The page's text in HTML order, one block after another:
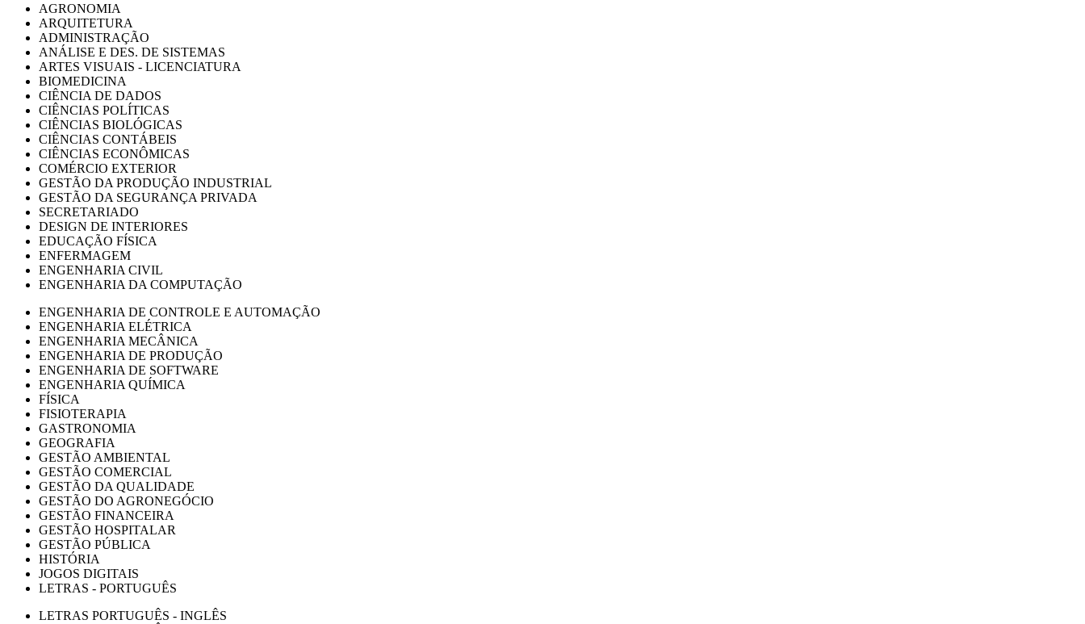
AGRONOMIA
ARQUITETURA
ADMINISTRAÇÃO
ANÁLISE E DES. DE SISTEMAS
ARTES VISUAIS - LICENCIATURA
BIOMEDICINA
CIÊNCIA DE DADOS
CIÊNCIAS POLÍTICAS
CIÊNCIAS BIOLÓGICAS
CIÊNCIAS CONTÁBEIS
CIÊNCIAS ECONÔMICAS
COMÉRCIO EXTERIOR
GESTÃO DA PRODUÇÃO INDUSTRIAL
GESTÃO DA SEGURANÇA PRIVADA
SECRETARIADO
DESIGN DE INTERIORES
EDUCAÇÃO FÍSICA
ENFERMAGEM
ENGENHARIA CIVIL
ENGENHARIA DA COMPUTAÇÃO
ENGENHARIA DE CONTROLE E AUTOMAÇÃO
ENGENHARIA ELÉTRICA
ENGENHARIA MECÂNICA
ENGENHARIA DE PRODUÇÃO
ENGENHARIA DE SOFTWARE
ENGENHARIA QUÍMICA
FÍSICA
FISIOTERAPIA
GASTRONOMIA
GEOGRAFIA
GESTÃO AMBIENTAL
GESTÃO COMERCIAL
GESTÃO DA QUALIDADE
GESTÃO DO AGRONEGÓCIO
GESTÃO FINANCEIRA
GESTÃO HOSPITALAR
GESTÃO PÚBLICA
HISTÓRIA
JOGOS DIGITAIS
LETRAS - PORTUGUÊS
LETRAS PORTUGUÊS - INGLÊS